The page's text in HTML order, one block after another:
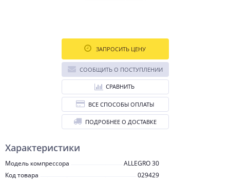
Характеристики
Модель компрессора
ALLEGRO 30
Код товара
029429
ЗАПРОСИТЬ ЦЕНУ
СООБЩИТЬ О ПОСТУПЛЕНИИ
СРАВНИТЬ
ВСЕ СПОСОБЫ ОПЛАТЫ
ПОДРОБНЕЕ О ДОСТАВКЕ